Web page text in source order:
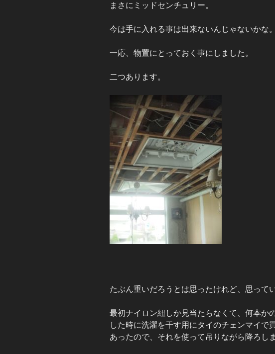
まさにミッドセンチュリー。
今は手に入れる事は出来ないんじゃないかな。
一応、物置にとっておく事にしました。
二つあります。
たぶん重いだろうとは思ったけれど、思って
最初ナイロン紐しか見当たらなくて、何本か
した時に洗濯を干す用にタイのチェンマイで
あったので、それを使って吊りながら降ろし